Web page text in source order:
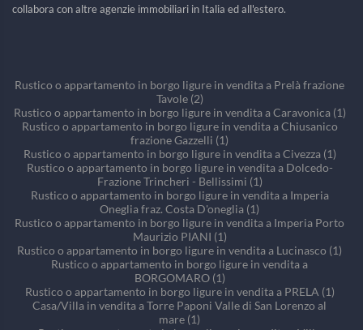
collabora con altre agenzie immobiliari in Italia ed all'estero.
Rustico o appartamento in borgo ligure in vendita a Prelà frazione
Tavole (2)
Rustico o appartamento in borgo ligure in vendita a Caravonica (1)
Rustico o appartamento in borgo ligure in vendita a Chiusanico
frazione Gazzelli (1)
Rustico o appartamento in borgo ligure in vendita a Civezza (1)
Rustico o appartamento in borgo ligure in vendita a Dolcedo-
Frazione Trincheri - Bellissimi (1)
Rustico o appartamento in borgo ligure in vendita a Imperia
Oneglia fraz. Costa D'oneglia (1)
Rustico o appartamento in borgo ligure in vendita a Imperia Porto
Maurizio PIANI (1)
Rustico o appartamento in borgo ligure in vendita a Lucinasco (1)
Rustico o appartamento in borgo ligure in vendita a
BORGOMARO (1)
Rustico o appartamento in borgo ligure in vendita a PRELA (1)
Casa/Villa in vendita a Torre Paponi Valle di San Lorenzo al
mare (1)